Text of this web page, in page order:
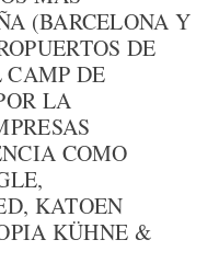
(BARCELONA Y
DE
CAMP DE
LA
COMO
KATOEN
KÜHNE &